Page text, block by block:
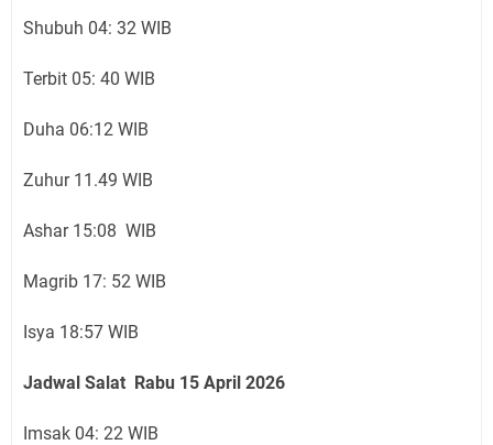
Shubuh 04: 32 WIB
Terbit 05: 40 WIB
Duha 06:12 WIB
Zuhur 11.49 WIB
Ashar 15:08 WIB
Magrib 17: 52 WIB
Isya 18:57 WIB
Jadwal Salat Rabu 15 April 2026
Imsak 04: 22 WIB